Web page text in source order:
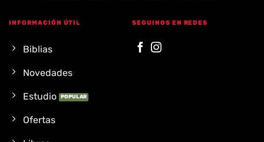
INFORMACIÓN ÚTIL
Biblias
Novedades
Estudio
Ofertas
SEGUINOS EN REDES